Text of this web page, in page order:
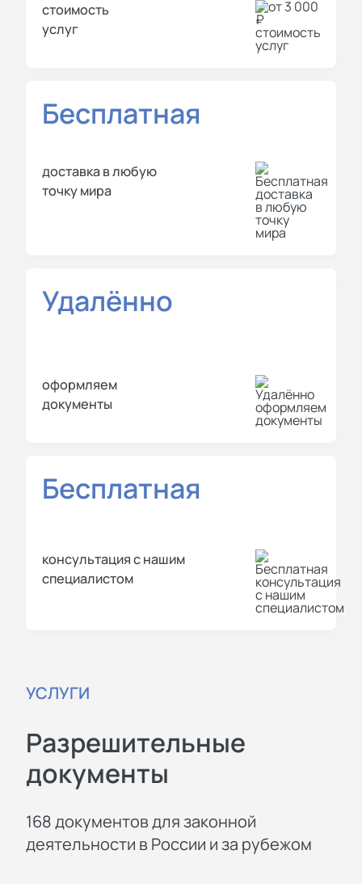
стоимость
услуг
Бесплатная
доставка в любую
точку мира
Удалённо
оформляем
документы
Бесплатная
консультация с нашим
специалистом
УСЛУГИ
Разрешительные
документы
168 документов для законной
деятельности в России и за рубежом